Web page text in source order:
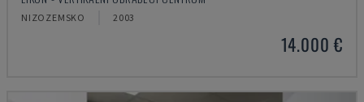
NIZOZEMSKO 2003
14.000 €